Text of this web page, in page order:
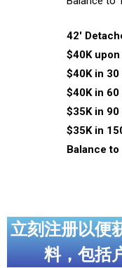
42′
$40K
$40K in 30
$40K in 60
$35K in 90
$35K in
Balance to
立刻注册以便
料，包括